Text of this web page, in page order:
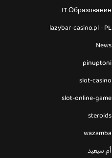
IT Образование
lazybar-casino.pl - PL
News
pinuptoni
slot-casino
slot-online-game
steroids
wazamba
أم سيعيد